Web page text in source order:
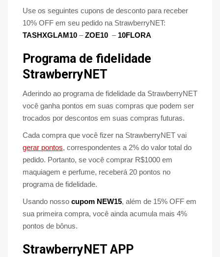
Use os seguintes cupons de desconto para receber
10% OFF em seu pedido na StrawberryNET:
TASHXGLAM10 –ZOE10 – 10FLORA
Programa de fidelidade
StrawberryNET
Aderindo ao programa de fidelidade da StrawberryNET
você ganha pontos em suas compras que podem ser
trocados por descontos em suas compras futuras.
Cada compra que você fizer na StrawberryNET vai
gerar pontos, correspondentes a 2% do valor total do
pedido. Portanto, se você comprar R$1000 em
maquiagem e perfume, receberá 20 pontos no
programa de fidelidade.
Usando nosso cupom NEW15, além de 15% OFF em
sua primeira compra, você ainda acumula mais 4%
pontos de bônus.
StrawberryNET APP